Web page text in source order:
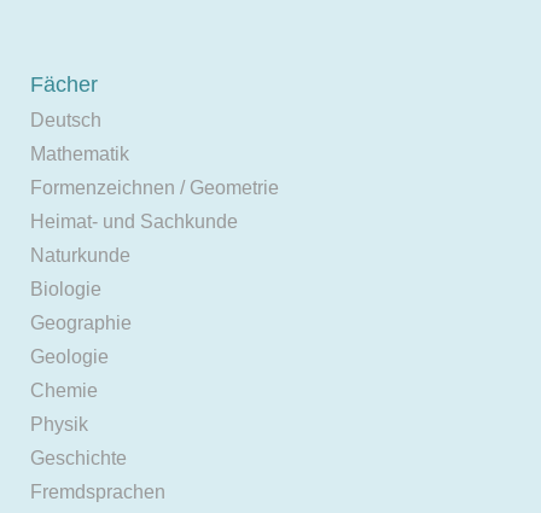
Fächer
Deutsch
Mathematik
Formenzeichnen / Geometrie
Heimat- und Sachkunde
Naturkunde
Biologie
Geographie
Geologie
Chemie
Physik
Geschichte
Fremdsprachen